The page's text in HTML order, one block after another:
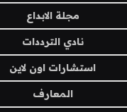
مجلة الابداع
نادي الترددات
استشارات اون لاين
المعارف